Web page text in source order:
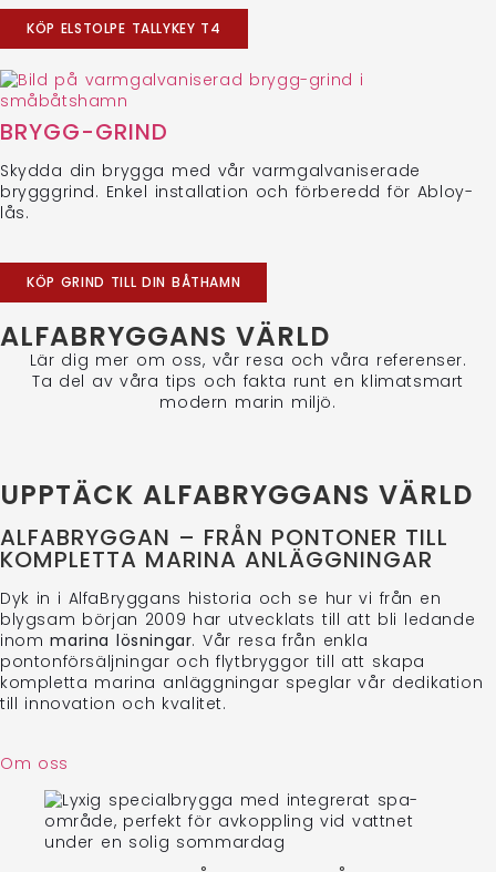
KÖP ELSTOLPE TALLYKEY T4
BRYGG-GRIND
Skydda din brygga med vår varmgalvaniserade
brygggrind. Enkel installation och förberedd för Abloy-
lås.
KÖP GRIND TILL DIN BÅTHAMN
ALFABRYGGANS VÄRLD
Lär dig mer om oss, vår resa och våra referenser.
Ta del av våra tips och fakta runt en klimatsmart
modern marin miljö.
UPPTÄCK ALFABRYGGANS VÄRLD
ALFABRYGGAN – FRÅN PONTONER TILL
KOMPLETTA MARINA ANLÄGGNINGAR
Dyk in i AlfaBryggans historia och se hur vi från en
blygsam början 2009 har utvecklats till att bli ledande
inommarina lösningar. Vår resa från enkla
pontonförsäljningar och flytbryggor till att skapa
kompletta marina anläggningar speglar vår dedikation
till innovation och kvalitet.
Om oss